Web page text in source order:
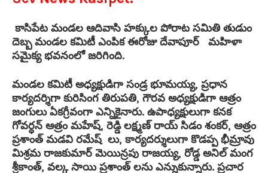
కాసిపేట మండల ఆదివాసి హక్కుల పోరాట సమితి తుడుం
దెబ్బ మండల కమిటీ ఎంపిక ఈరోజు దేవాపూర్ మహిళా
సమైక్య భవనంలో జరిగింది.
మండల కమిటీ అధ్యక్షుడిగా సండ్ర భూమయ్య, ప్రధాన
కార్యదర్శిగా కురిసింగ తిరుపతి, గౌరవ అధ్యక్షుడిగా ఆత్రం
జంగులు ఏకగ్రీవంగా ఎన్నికైనారు. ఉపాధ్యక్షులుగా కనక
గోవర్ధన్ ఆత్రం మహేష్, రెడ్డి లక్ష్మణ్ రాయ్ సిడం శంకర్, ఆత్రం
ప్రశాంత్ మడవి రమేష్ లు, కార్యదర్శులుగా కొడప్ప భీమ్రావు
మిశ్రమ రాజకుమార్ మెయిన్రపు రాజయ్య, రోడ్డ అనిల్ మంగ
శ్రీకాంత్, వల్క సాయి ప్రశాంత్ లను ఎన్నుకున్నారు. ప్రచార